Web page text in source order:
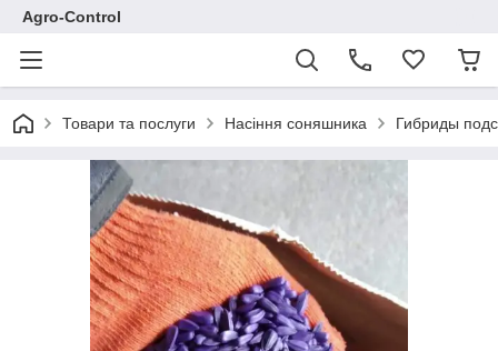
Agro-Control
Товари та послуги Насіння соняшника Гибриды